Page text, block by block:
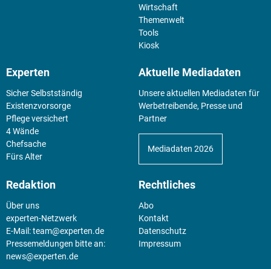
Wirtschaft
Themenwelt
Tools
Kiosk
Experten
Sicher Selbstständig
Existenz­vorsorge
Pflege versichert
4 Wände
Chefsache
Fürs Alter
Aktuelle Mediadaten
Unsere aktuellen Mediadaten für
Werbetreibende, Presse und
Partner
Mediadaten 2026
Redaktion
Über uns
experten-Netzwerk
E-Mail:team@experten.de
Pressemeldungen bitte an:
news@experten.de
Rechtliches
Abo
Kontakt
Datenschutz
Impressum